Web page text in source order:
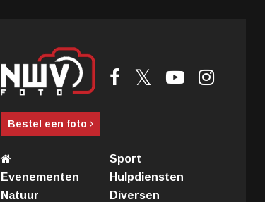
Bestel een foto
Sport
Evenementen
Hulpdiensten
Natuur
Diversen